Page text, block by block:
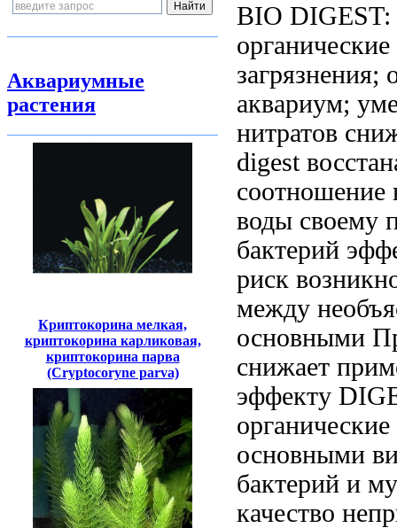
Аквариумные
растения
Криптокорина мелкая,
криптокорина карликовая,
криптокорина парва
(Cryptocoryne parva)
BIO DIGEST:
органические
загрязнения;
аквариум;
нитратов
digest
соотношение
воды своему
бактерий
риск
между
основными
снижает
эффекту
органические
основными
бактерий и
качество